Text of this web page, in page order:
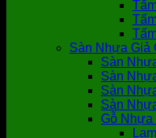
Sàn Nhựa Giả
Sàn
Sàn
Sàn
Sàn
Gỗ Nhựa